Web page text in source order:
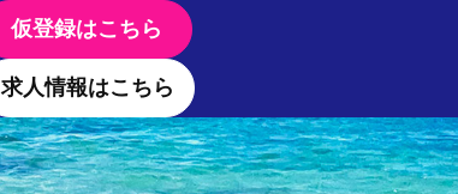
仮登録はこちら
求人情報はこちら